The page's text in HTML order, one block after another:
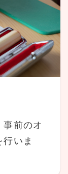
前のオ
いま